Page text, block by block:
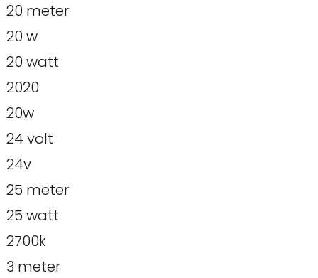
20 meter
20 w
20 watt
2020
20w
24 volt
24v
25 meter
25 watt
2700k
3 meter